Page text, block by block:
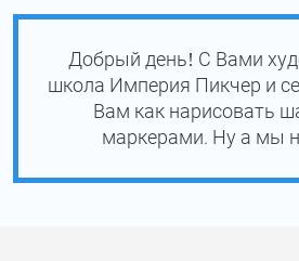
Добрый день! С Вами
школа Империя Пикчер и
Вам как нарисовать
маркерами. Ну а мы